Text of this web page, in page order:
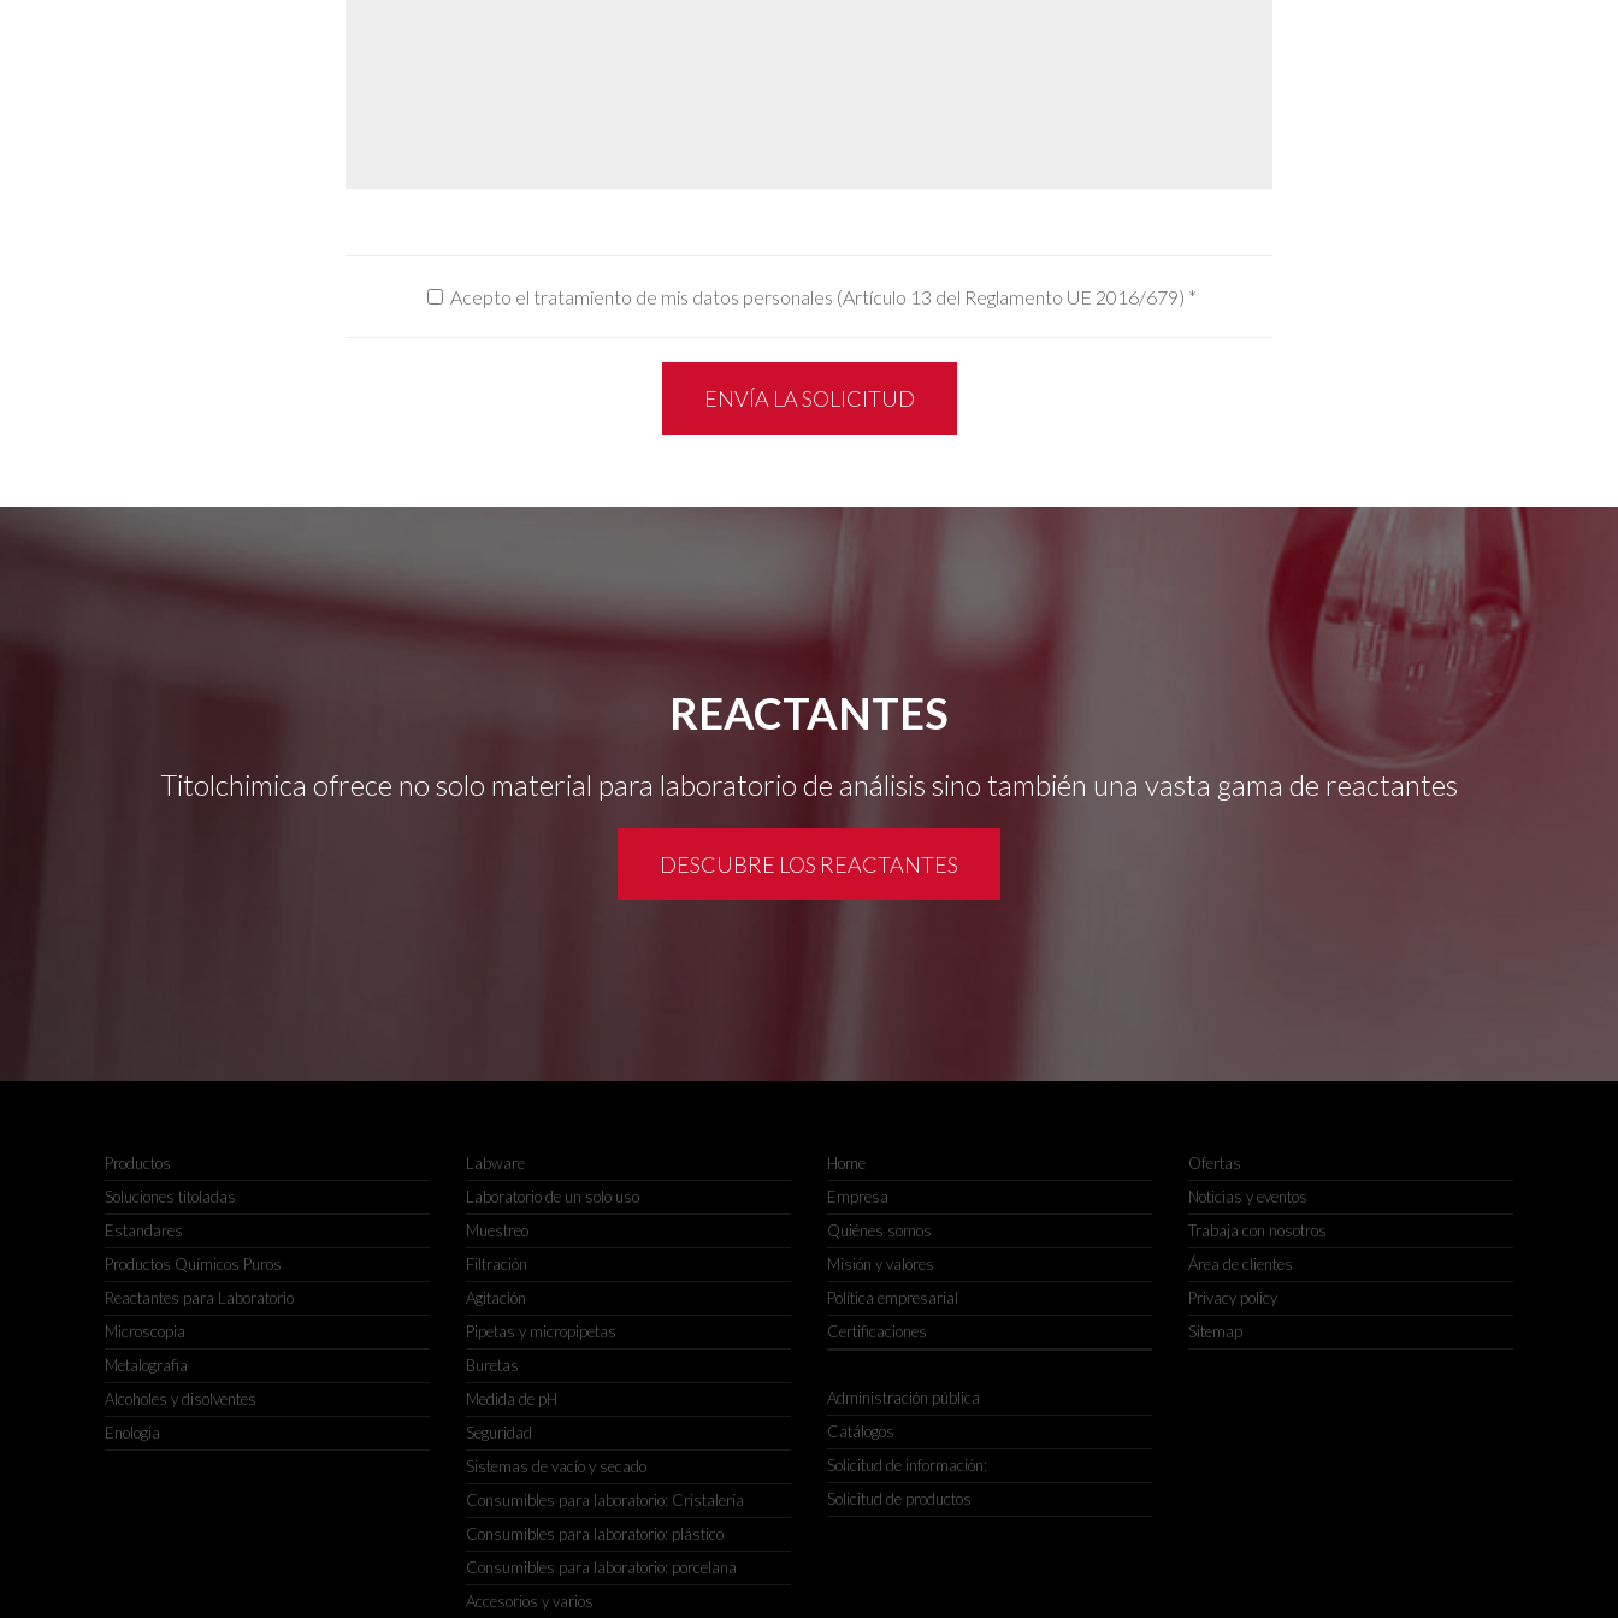
Acepto el tratamiento de mis datos personales (Artículo 13 del Reglamento UE 2016/679) *
ENVÍA LA SOLICITUD
REACTANTES
Titolchimica ofrece no solo material para laboratorio de análisis sino también una vasta gama de reactantes
DESCUBRE LOS REACTANTES
Productos
Soluciones titoladas
Estandares
Productos Químicos Puros
Reactantes para Laboratorio
Microscopia
Metalografia
Alcoholes y disolventes
Enologia
Labware
Laboratorio de un solo uso
Muestreo
Filtración
Agitación
Pipetas y micropipetas
Buretas
Medida de pH
Seguridad
Sistemas de vacío y secado
Consumibles para laboratorio: Cristalería
Consumibles para laboratorio: plástico
Consumibles para laboratorio: porcelana
Accesorios y varios
Home
Empresa
Quiénes somos
Misión y valores
Política empresarial
Certificaciones
Administración pública
Catálogos
Solicitud de información:
Solicitud de productos
Ofertas
Noticias y eventos
Trabaja con nosotros
Área de clientes
Privacy policy
Sitemap